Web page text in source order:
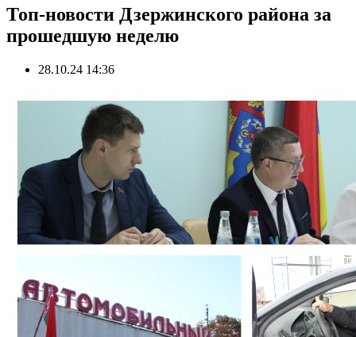
Топ-новости Дзержинского района за
прошедшую неделю
28.10.24 14:36